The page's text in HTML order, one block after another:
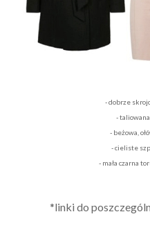
- dobrze
-
- beżowa,
- cieliste
- mała czarna
*linki do